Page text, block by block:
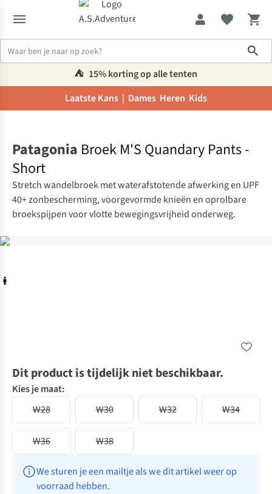
⛺️ 15% korting op alle tenten
Laatste Kans | Dames Heren Kids
Patagonia Broek M'S Quandary Pants -
Short
Stretch wandelbroek met waterafstotende afwerking en UPF
40+ zonbescherming, voorgevormde knieën en oprolbare
broekspijpen voor vlotte bewegingsvrijheid onderweg.
Dit product is tijdelijk niet beschikbaar.
Kies je maat:
W28
W30 W32 W34
W36 W38
We sturen je een mailtje als we dit artikel weer op
voorraad hebben.